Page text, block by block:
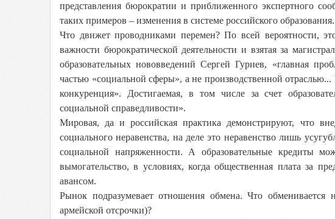
представления бюрократии и приближенного экспертного
таких примеров – изменения в системе российского образования.
Что движет проводниками перемен? По всей вероятности,
важности бюрократической деятельности и взятая за
образовательных нововведений Сергей Гуриев, «главная
частью «социальной сферы», а не производственной
конкуренция». Достигаемая, в том числе за счет
социальной справедливости».
Мировая, да и российская практика демонстрируют, что
социального неравенства, на деле это неравенство лишь
социальной напряженности. А образовательные кредиты
вымогательство, в условиях, когда общественная плата за
авансом.
Рынок подразумевает отношения обмена. Что обменивается
армейской отсрочки)?